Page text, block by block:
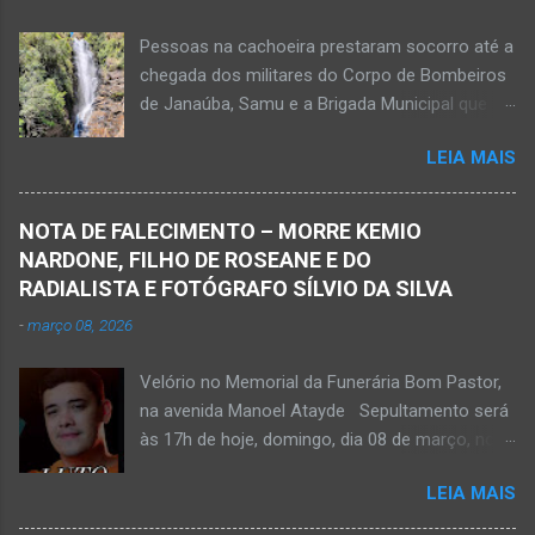
Pessoas na cachoeira prestaram socorro até a
chegada dos militares do Corpo de Bombeiros
de Janaúba, Samu e a Brigada Municipal que
resistiu e foi a óbito Foto álbum pessoal Kauan
Pereira Alves publicou em sua rede social a
foto em que apreciava a Cachoeira Maria Rosa,
em Mato Verde, pouco tempo antes de se
afogar e depois vir a óbito nesta terça-feira, dia
socorrem estudante que se afogou em
cachoeira em Mato Verde nesta terça-feira, dia
28 de abril de 2026. Adolescente não resistiu e
– O que seria um dia de lazer, de conhecimento
LEIA MAIS
NOTA DE FALECIMENTO – MORRE KEMIO
NARDONE, FILHO DE ROSEANE E DO
RADIALISTA E FOTÓGRAFO SÍLVIO DA SILVA
-março 08, 2026
Velório no Memorial da Funerária Bom Pastor,
na avenida Manoel Atayde Sepultamento será
às 17h de hoje, domingo, dia 08 de março, no
da rodovia MG-401, saída de Janaúba para
Jaíba Kemio Nardone Kemio Nardone
LEIA MAIS